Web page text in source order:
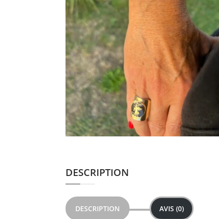
DESCRIPTION
DESCRIPTION AVIS (0)